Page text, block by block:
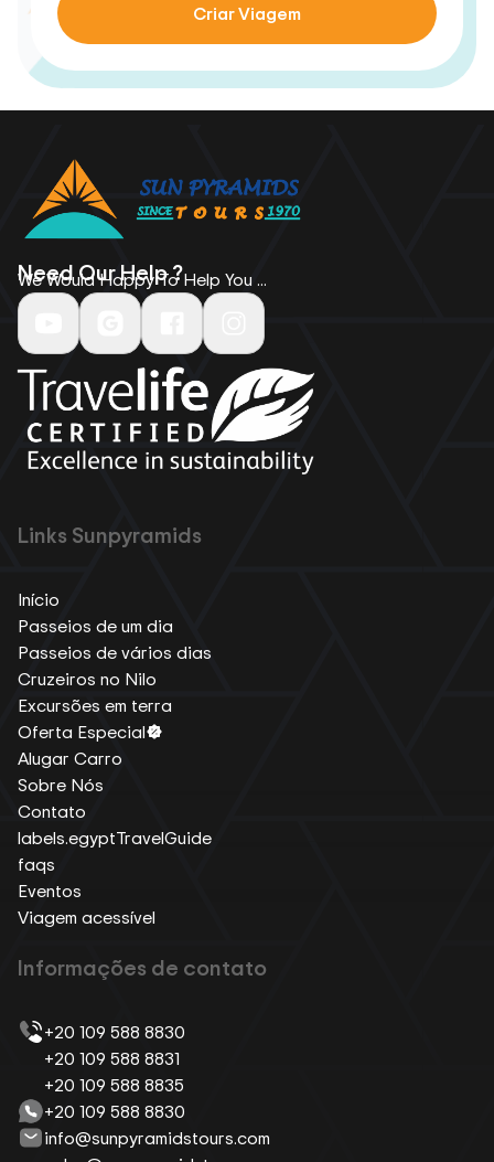
Criar Viagem
Need Our Help ?
We Would Happy To Help You ...
Links Sunpyramids
Início
Passeios de um dia
Passeios de vários dias
Cruzeiros no Nilo
Excursões em terra
Oferta Especial
Alugar Carro
Sobre Nós
Contato
labels.egyptTravelGuide
faqs
Eventos
Viagem acessível
Informações de contato
+20 109 588 8830
+20 109 588 8831
+20 109 588 8835
+20 109 588 8830
info@sunpyramidstours.com